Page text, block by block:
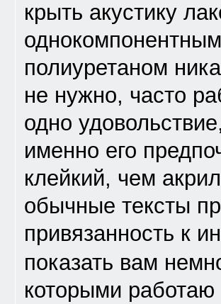
крыть акустику
полиуретаном
не нужно, часто
одно
именно его
клейкий, чем
обычные тексты
привязанность к
показать вам
которыми